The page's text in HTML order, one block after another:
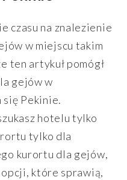
czasu na znalezienie
w miejscu takim
ten artykuł pomógł
gejów w
się Pekinie.
hotelu tylko
tylko dla
kurortu dla gejów,
które sprawią,